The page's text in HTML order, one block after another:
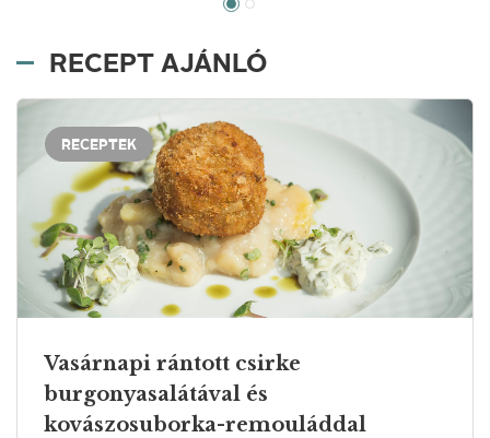
RECEPT AJÁNLÓ
RECEPTEK
Vasárnapi rántott csirke
burgonyasalátával és
kovászosuborka-remouláddal